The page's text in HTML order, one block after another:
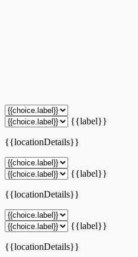
{{label}}
{{locationDetails}}
{{label}}
{{locationDetails}}
{{label}}
{{locationDetails}}